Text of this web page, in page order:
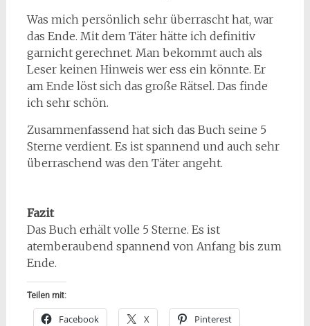
Was mich persönlich sehr überrascht hat, war
das Ende. Mit dem Täter hätte ich definitiv
garnicht gerechnet. Man bekommt auch als
Leser keinen Hinweis wer ess ein könnte. Er
am Ende löst sich das große Rätsel. Das finde
ich sehr schön.
Zusammenfassend hat sich das Buch seine 5
Sterne verdient. Es ist spannend und auch sehr
überraschend was den Täter angeht.
Fazit
Das Buch erhält volle 5 Sterne. Es ist
atemberaubend spannend von Anfang bis zum
Ende.
Teilen mit:
Facebook X Pinterest